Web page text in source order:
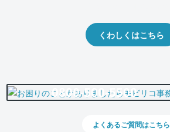
くわしくはこちら
0800-500-5500
よくあるご質問はこちら